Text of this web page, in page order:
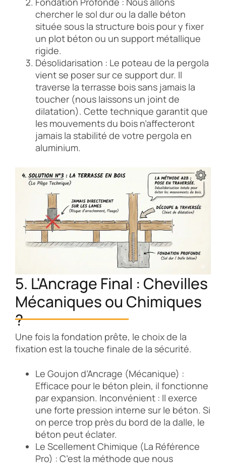
chercher le sol dur ou la dalle béton
située sous la structure bois pour y fixer
un plot béton ou un support métallique
rigide.
Désolidarisation : Le poteau de la pergola
vient se poser sur ce support dur. Il
traverse la terrasse bois sans jamais la
toucher (nous laissons un joint de
dilatation). Cette technique garantit que
les mouvements du bois n’affecteront
jamais la stabilité de votre pergola en
aluminium.
5. L'Ancrage Final : Chevilles
Mécaniques ou Chimiques
?
Une fois la fondation prête, le choix de la
fixation est la touche finale de la sécurité.
Le Goujon d’Ancrage (Mécanique) :
Efficace pour le béton plein, il fonctionne
par expansion. Inconvénient : Il exerce
une forte pression interne sur le béton. Si
on perce trop près du bord de la dalle, le
béton peut éclater.
Le Scellement Chimique (La Référence
Pro) : C’est la méthode que nous